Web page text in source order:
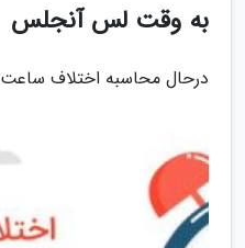
به وقت لس آنجلس
درحال محاسبه اختلاف ساعت